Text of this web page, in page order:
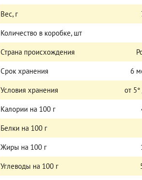
Вес, г
Количество в коробке, шт
Страна происхождения
Срок хранения 6
Условия хранения от
Калории на 100 г
Белки на 100 г
Жиры на 100 г
Углеводы на 100 г